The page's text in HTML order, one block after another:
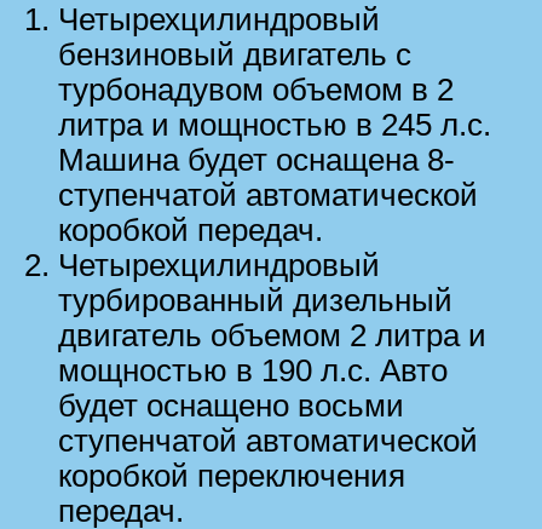
Четырехцилиндровый
бензиновый двигатель с
турбонадувом объемом в 2
литра и мощностью в 245 л.с.
Машина будет оснащена 8-
ступенчатой автоматической
коробкой передач.
Четырехцилиндровый
турбированный дизельный
двигатель объемом 2 литра и
мощностью в 190 л.с. Авто
будет оснащено восьми
ступенчатой автоматической
коробкой переключения
передач.